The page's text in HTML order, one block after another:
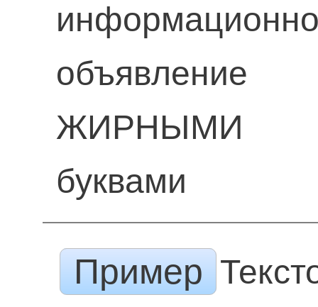
объявление
ЖИРНЫМИ
буквами
Пример